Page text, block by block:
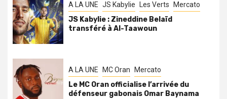
A LA UNE JS Kabylie Les Verts Mercato
JS Kabylie : Zineddine Belaïd
transféré à Al-Taawoun
A LA UNE MC Oran Mercato
Le MC Oran officialise l’arrivée du
défenseur gabonais Omar Baynama